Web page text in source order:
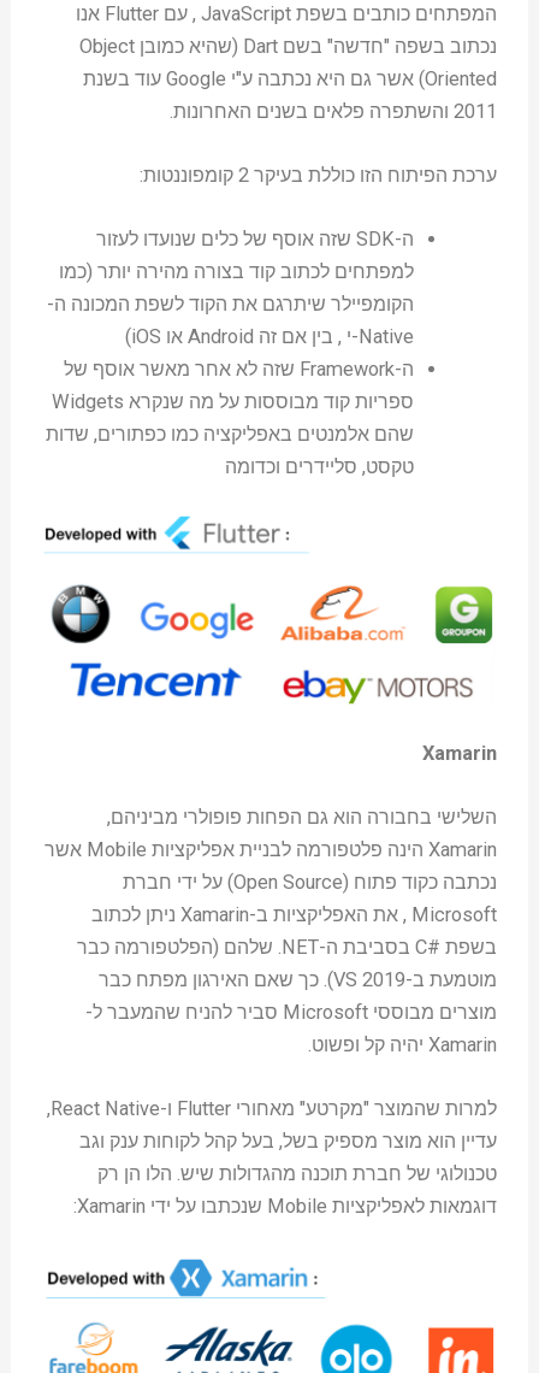
המפתחים כותבים בשפת JavaScript , עם Flutter אנו
נכתוב בשפה "חדשה" בשם Dart (שהיא כמובן Object
Oriented) אשר גם היא נכתבה ע"י Google עוד בשנת
2011 והשתפרה פלאים בשנים האחרונות.
ערכת הפיתוח הזו כוללת בעיקר 2 קומפוננטות:
ה-SDK שזה אוסף של כלים שנועדו לעזור
למפתחים לכתוב קוד בצורה מהירה יותר (כמו
הקומפיילר שיתרגם את הקוד לשפת המכונה ה-
Native-י , בין אם זה Android או iOS)
ה-Framework שזה לא אחר מאשר אוסף של
ספריות קוד מבוססות על מה שנקרא Widgets
שהם אלמנטים באפליקציה כמו כפתורים, שדות
טקסט, סליידרים וכדומה
Xamarin
השלישי בחבורה הוא גם הפחות פופולרי מביניהם,
Xamarin הינה פלטפורמה לבניית אפליקציות Mobile אשר
נכתבה כקוד פתוח (Open Source) על ידי חברת
Microsoft , את האפליקציות ב-Xamarin ניתן לכתוב
בשפת #C בסביבת ה-NET. שלהם (הפלטפורמה כבר
מוטמעת ב-VS 2019). כך שאם האירגון מפתח כבר
מוצרים מבוססי Microsoft סביר להניח שהמעבר ל-
Xamarin יהיה קל ופשוט.
למרות שהמוצר "מקרטע" מאחורי Flutter ו-React Native,
עדיין הוא מוצר מספיק בשל, בעל קהל לקוחות ענק וגב
טכנולוגי של חברת תוכנה מהגדולות שיש. הלו הן רק
דוגמאות לאפליקציות Mobile שנכתבו על ידי Xamarin: